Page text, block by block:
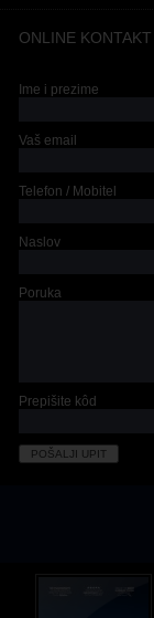
ONLINE KONTAKT
Ime i prezime
Vaš email
Telefon / Mobitel
Naslov
Poruka
Prepišite kôd